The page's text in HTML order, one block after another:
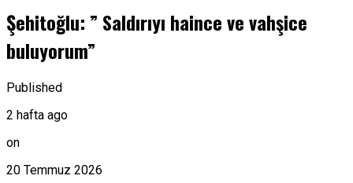
Şehitoğlu: ” Saldırıyı haince ve vahşice
buluyorum”
Published
2 hafta ago
on
20 Temmuz 2026